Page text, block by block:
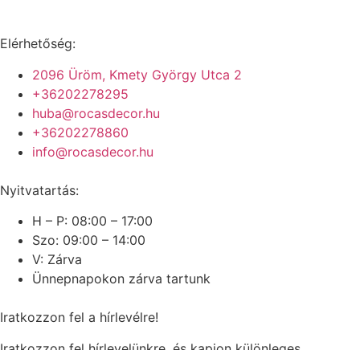
Elérhetőség:
2096 Üröm, Kmety György Utca 2
+36202278295
huba@rocasdecor.hu
+36202278860
info@rocasdecor.hu
Nyitvatartás:
H – P: 08:00 – 17:00
Szo: 09:00 – 14:00
V: Zárva
Ünnepnapokon zárva tartunk
Iratkozzon fel a hírlevélre!